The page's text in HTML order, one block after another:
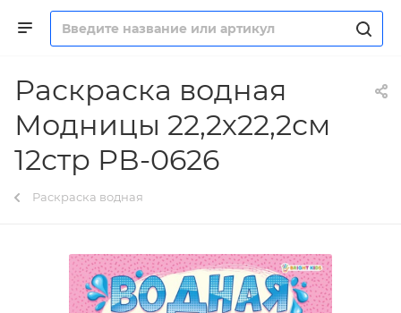
Раскраска водная
Модницы 22,2х22,2см
12стр РВ-0626
Раскраска водная